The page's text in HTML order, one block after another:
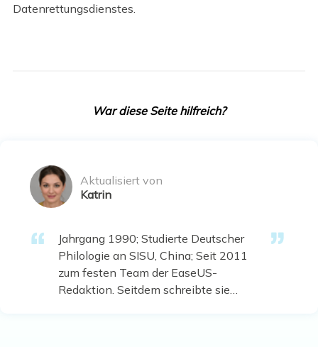
Datenrettungsdienstes.
War diese Seite hilfreich?
Aktualisiert von
Katrin
Jahrgang 1990; Studierte Deutscher
Philologie an SISU, China; Seit 2011
zum festen Team der EaseUS-
Redaktion. Seitdem schreibte sie